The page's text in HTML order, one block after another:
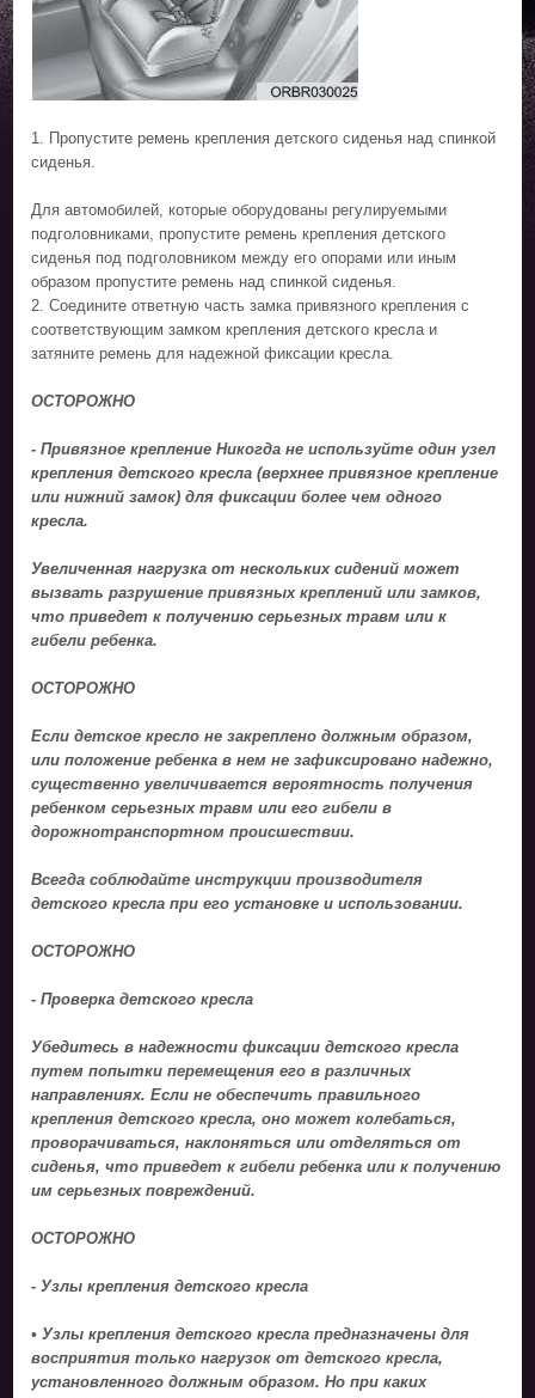
1. Пропустите ремень крепления детского сиденья над спинкой
сиденья.
Для автомобилей, которые оборудованы регулируемыми
подголовниками, пропустите ремень крепления детского
сиденья под подголовником между его опорами или иным
образом пропустите ремень над спинкой сиденья.
2. Соедините ответную часть замка привязного крепления с
соответствующим замком крепления детского кресла и
затяните ремень для надежной фиксации кресла.
ОСТОРОЖНО
- Привязное крепление Никогда не используйте один узел
крепления детского кресла (верхнее привязное крепление
или нижний замок) для фиксации более чем одного
кресла.
Увеличенная нагрузка от нескольких сидений может
вызвать разрушение привязных креплений или замков,
что приведет к получению серьезных травм или к
гибели ребенка.
ОСТОРОЖНО
Если детское кресло не закреплено должным образом,
или положение ребенка в нем не зафиксировано надежно,
существенно увеличивается вероятность получения
ребенком серьезных травм или его гибели в
дорожнотранспортном происшествии.
Всегда соблюдайте инструкции производителя
детского кресла при его установке и использовании.
ОСТОРОЖНО
- Проверка детского кресла
Убедитесь в надежности фиксации детского кресла
путем попытки перемещения его в различных
направлениях. Если не обеспечить правильного
крепления детского кресла, оно может колебаться,
проворачиваться, наклоняться или отделяться от
сиденья, что приведет к гибели ребенка или к получению
им серьезных повреждений.
ОСТОРОЖНО
- Узлы крепления детского кресла
• Узлы крепления детского кресла предназначены для
восприятия только нагрузок от детского кресла,
установленного должным образом. Но при каких